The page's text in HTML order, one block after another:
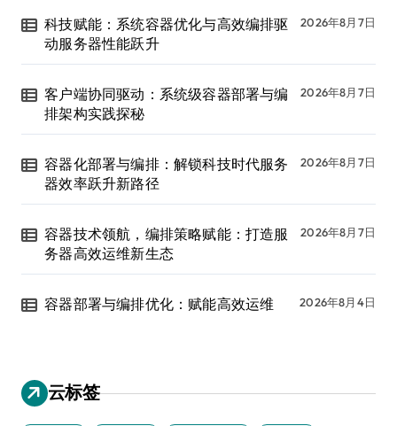
科技赋能：系统容器优化与高效编排驱
动服务器性能跃升
2026年8月7日
客户端协同驱动：系统级容器部署与编
排架构实践探秘
2026年8月7日
容器化部署与编排：解锁科技时代服务
器效率跃升新路径
2026年8月7日
容器技术领航，编排策略赋能：打造服
务器高效运维新生态
2026年8月7日
容器部署与编排优化：赋能高效运维 2026年8月4日
云标签